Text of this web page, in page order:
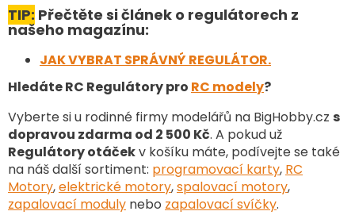
s
TIP: Přečtěte si článek o regulátorech z
našeho magazínu:
JAK VYBRAT SPRÁVNÝ REGULÁTOR.
Hledáte RC Regulátory pro RC modely?
Vyberte si u rodinné firmy modelářů na BigHobby.cz s
dopravou zdarma od 2 500 Kč. A pokud už
Regulátory otáčekv košíku máte, podívejte se také
na náš další sortiment: programovací karty, RC
Motory,elektrické motory,spalovací motory,
zapalovací moduly nebo zapalovací svíčky.